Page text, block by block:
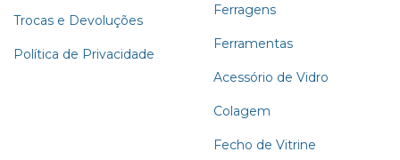
Trocas e Devoluções
Política de Privacidade
Ferragens
Ferramentas
Acessório de Vidro
Colagem
Fecho de Vitrine